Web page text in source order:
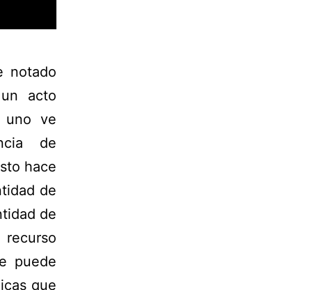
notado
acto
uno ve
de
hace
de
de
puede
que